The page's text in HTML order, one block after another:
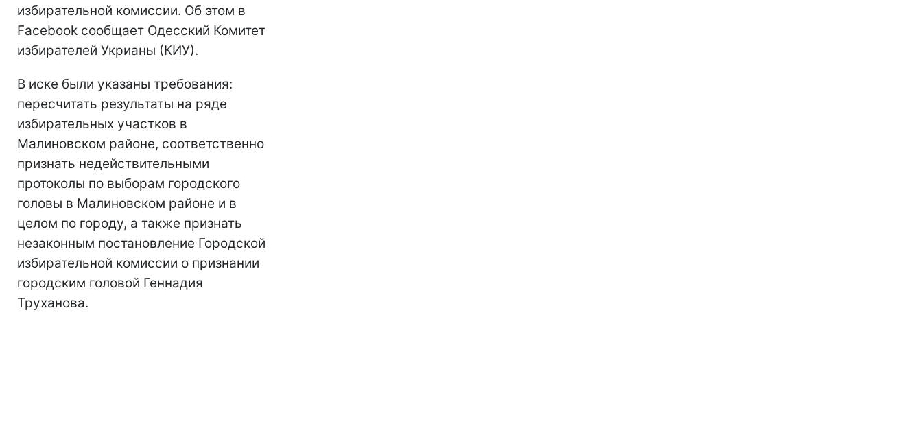
избирательной комиссии. Об этом в
Facebook сообщает Одесский Комитет
избирателей Укрианы (КИУ).
В иске были указаны требования:
пересчитать результаты на ряде
избирательных участков в
Малиновском районе, соответственно
признать недействительными
протоколы по выборам городского
головы в Малиновском районе и в
целом по городу, а также признать
незаконным постановление Городской
избирательной комиссии о признании
городским головой Геннадия
Труханова.